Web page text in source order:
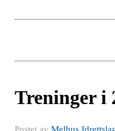
Treninger i
Postet av Melhus